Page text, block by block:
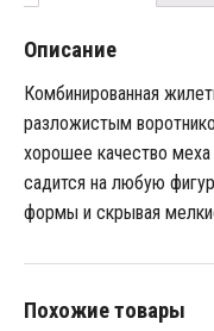
Описание
Комбинированная
разложистым
хорошее качество
садится на любую
формы и скрывая
Похожие товары